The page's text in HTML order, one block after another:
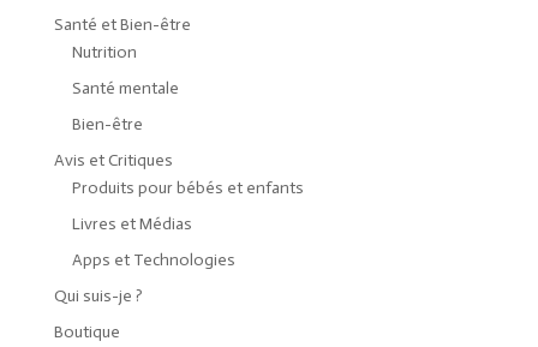
Santé et Bien-être
Nutrition
Santé mentale
Bien-être
Avis et Critiques
Produits pour bébés et enfants
Livres et Médias
Apps et Technologies
Qui suis-je ?
Boutique